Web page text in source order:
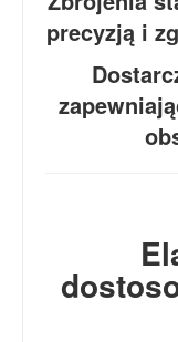
precyzją i